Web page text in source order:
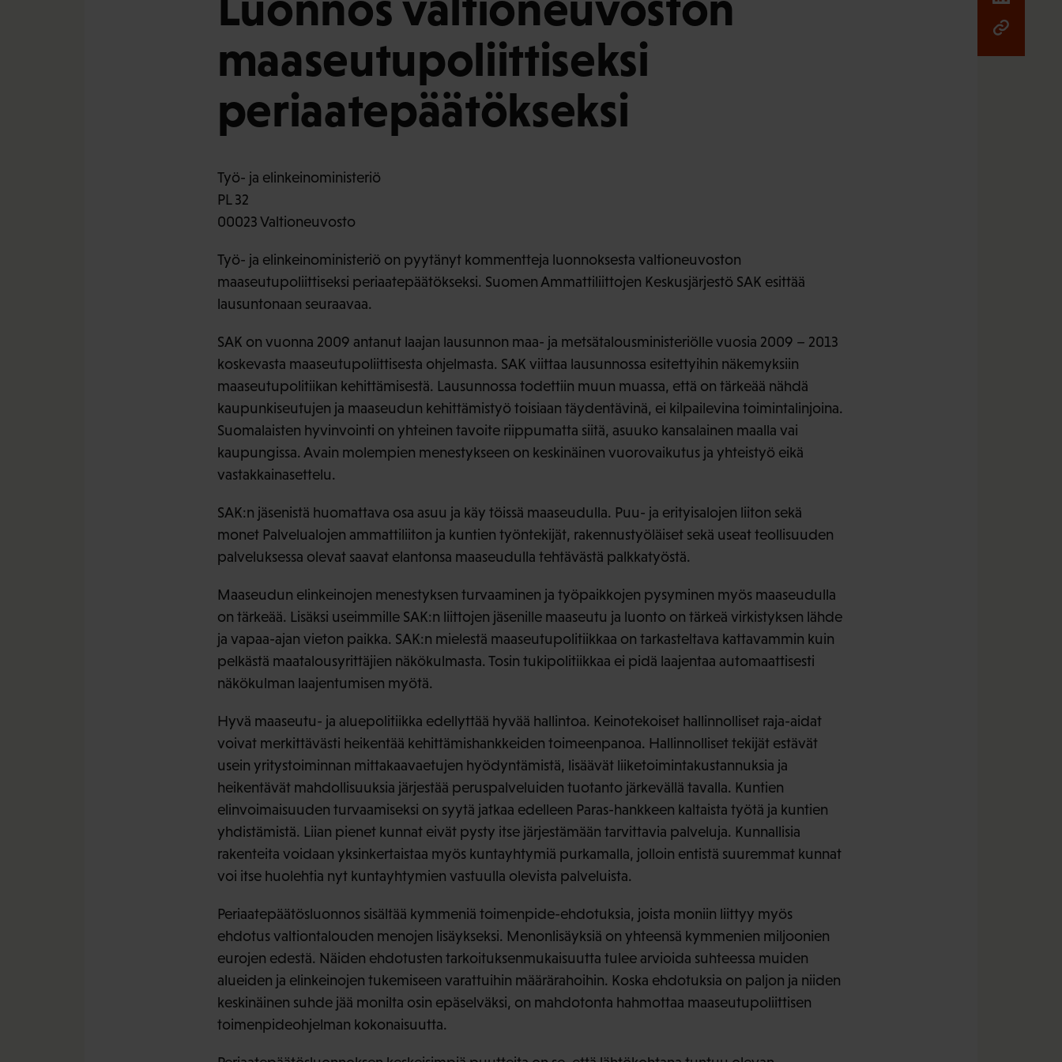
maaseutupoliittiseksi
periaatepäätökseksi
Työ- ja elinkeinoministeriö
PL 32
00023 Valtioneuvosto
Työ- ja elinkeinoministeriö on pyytänyt kommentteja luonnoksesta valtioneuvoston
maaseutupoliittiseksi periaatepäätökseksi. Suomen Ammattiliittojen Keskusjärjestö SAK esittää
lausuntonaan seuraavaa.
SAK on vuonna 2009 antanut laajan lausunnon maa- ja metsätalousministeriölle vuosia 2009 – 2013
koskevasta maaseutupoliittisesta ohjelmasta. SAK viittaa lausunnossa esitettyihin näkemyksiin
maaseutupolitiikan kehittämisestä. Lausunnossa todettiin muun muassa, että on tärkeää nähdä
kaupunkiseutujen ja maaseudun kehittämistyö toisiaan täydentävinä, ei kilpailevina toimintalinjoina.
Suomalaisten hyvinvointi on yhteinen tavoite riippumatta siitä, asuuko kansalainen maalla vai
kaupungissa. Avain molempien menestykseen on keskinäinen vuorovaikutus ja yhteistyö eikä
vastakkainasettelu.
SAK:n jäsenistä huomattava osa asuu ja käy töissä maaseudulla. Puu- ja erityisalojen liiton sekä
monet Palvelualojen ammattiliiton ja kuntien työntekijät, rakennustyöläiset sekä useat teollisuuden
palveluksessa olevat saavat elantonsa maaseudulla tehtävästä palkkatyöstä.
Maaseudun elinkeinojen menestyksen turvaaminen ja työpaikkojen pysyminen myös maaseudulla
on tärkeää. Lisäksi useimmille SAK:n liittojen jäsenille maaseutu ja luonto on tärkeä virkistyksen lähde
ja vapaa-ajan vieton paikka. SAK:n mielestä maaseutupolitiikkaa on tarkasteltava kattavammin kuin
pelkästä maatalousyrittäjien näkökulmasta. Tosin tukipolitiikkaa ei pidä laajentaa automaattisesti
näkökulman laajentumisen myötä.
Hyvä maaseutu- ja aluepolitiikka edellyttää hyvää hallintoa. Keinotekoiset hallinnolliset raja-aidat
voivat merkittävästi heikentää kehittämishankkeiden toimeenpanoa. Hallinnolliset tekijät estävät
usein yritystoiminnan mittakaavaetujen hyödyntämistä, lisäävät liiketoimintakustannuksia ja
heikentävät mahdollisuuksia järjestää peruspalveluiden tuotanto järkevällä tavalla. Kuntien
elinvoimaisuuden turvaamiseksi on syytä jatkaa edelleen Paras-hankkeen kaltaista työtä ja kuntien
yhdistämistä. Liian pienet kunnat eivät pysty itse järjestämään tarvittavia palveluja. Kunnallisia
rakenteita voidaan yksinkertaistaa myös kuntayhtymiä purkamalla, jolloin entistä suuremmat kunnat
voi itse huolehtia nyt kuntayhtymien vastuulla olevista palveluista.
Periaatepäätösluonnos sisältää kymmeniä toimenpide-ehdotuksia, joista moniin liittyy myös
ehdotus valtiontalouden menojen lisäykseksi. Menonlisäyksiä on yhteensä kymmenien miljoonien
eurojen edestä. Näiden ehdotusten tarkoituksenmukaisuutta tulee arvioida suhteessa muiden
alueiden ja elinkeinojen tukemiseen varattuihin määrärahoihin. Koska ehdotuksia on paljon ja niiden
keskinäinen suhde jää monilta osin epäselväksi, on mahdotonta hahmottaa maaseutupoliittisen
toimenpideohjelman kokonaisuutta.